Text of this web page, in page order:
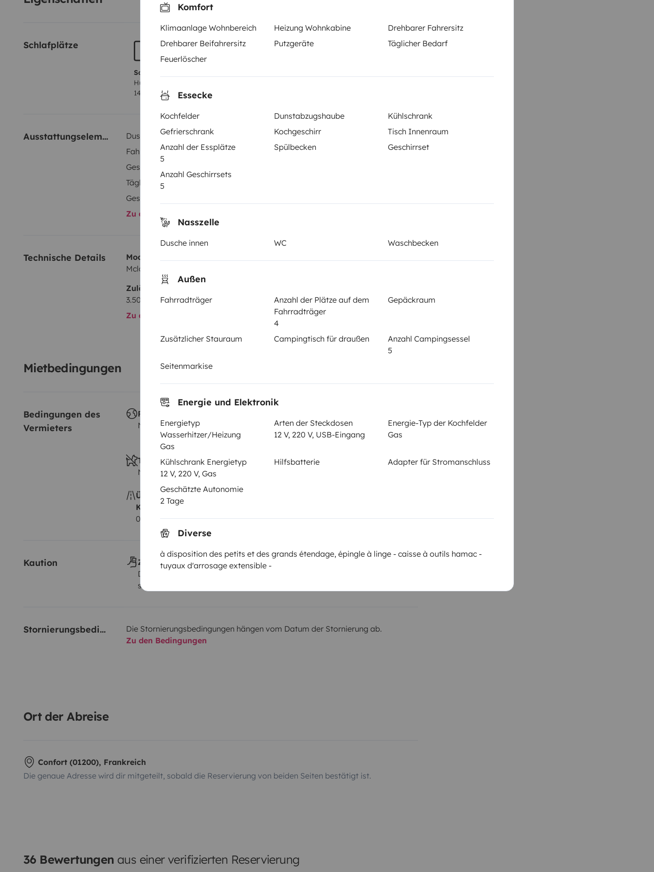
Komfort
Klimaanlage Wohnbereich Heizung Wohnkabine
Drehbarer Fahrersitz
Drehbarer Beifahrersitz
Putzgeräte
Täglicher Bedarf
Feuerlöscher
Essecke
Kochfelder Dunstabzugshaube
Kühlschrank
Gefrierschrank
Kochgeschirr
Tisch Innenraum
Anzahl der Essplätze
5
Spülbecken Geschirrset
Anzahl Geschirrsets
5
Nasszelle
Dusche innen WC Waschbecken
Außen
Fahrradträger
Anzahl der Plätze auf dem
Fahrradträger
4
Gepäckraum
Zusätzlicher Stauraum Campingtisch für draußen
Anzahl Campingsessel
5
Seitenmarkise
Energie und Elektronik
Energietyp
Wasserhitzer/Heizung
Gas
Arten der Steckdosen
12 V, 220 V, USB-Eingang
Energie-Typ der Kochfelder
Gas
Kühlschrank Energietyp
12 V, 220 V, Gas
Hilfsbatterie Adapter für Stromanschluss
Geschätzte Autonomie
2 Tage
Diverse
à disposition des petits et des grands étendage, épingle à linge - caisse à outils hamac -
tuyaux d'arrosage extensible -
Schlafplätze
Schlafplatz 1
Hubbett
140x190 cm
Ausstattungselemente Dusche innen
WC
Fahrradträger
Kühlschrank
Geschirrset
Täglicher Bedarf
Geschwindigkeitsregelung
Zu allen Ausstattungselementen
Technische Details
Modell:
Mclouis MC4
Zulässiges Gesamtgewicht:
3.500 kg
3 m
Zu allen technischen Details
Mietbedingungen
Bedingungen des
Vermieters
Reisen im Ausland
Nicht erlaubt
Rückseite)
B-Klasse
Tiere erlaubt
Nicht erlaubt
Rauchen erlaubt
Überschreitung der
Kilometerpauschale
0,25 € pro zusätzlichem km
Kaution
Zahlungsweise(n) der Kaution
Direkt vom Eigentümer verwaltet,
scheck, in bar
Stornierungsbedingungen
Die Stornierungsbedingungen hängen vom Datum der Stornierung ab.
Zu den Bedingungen
Ort der Abreise
Confort (01200), Frankreich
Die genaue Adresse wird dir mitgeteilt, sobald die Reservierung von beiden Seiten bestätigt ist.
36 Bewertungen aus einer verifizierten Reservierung